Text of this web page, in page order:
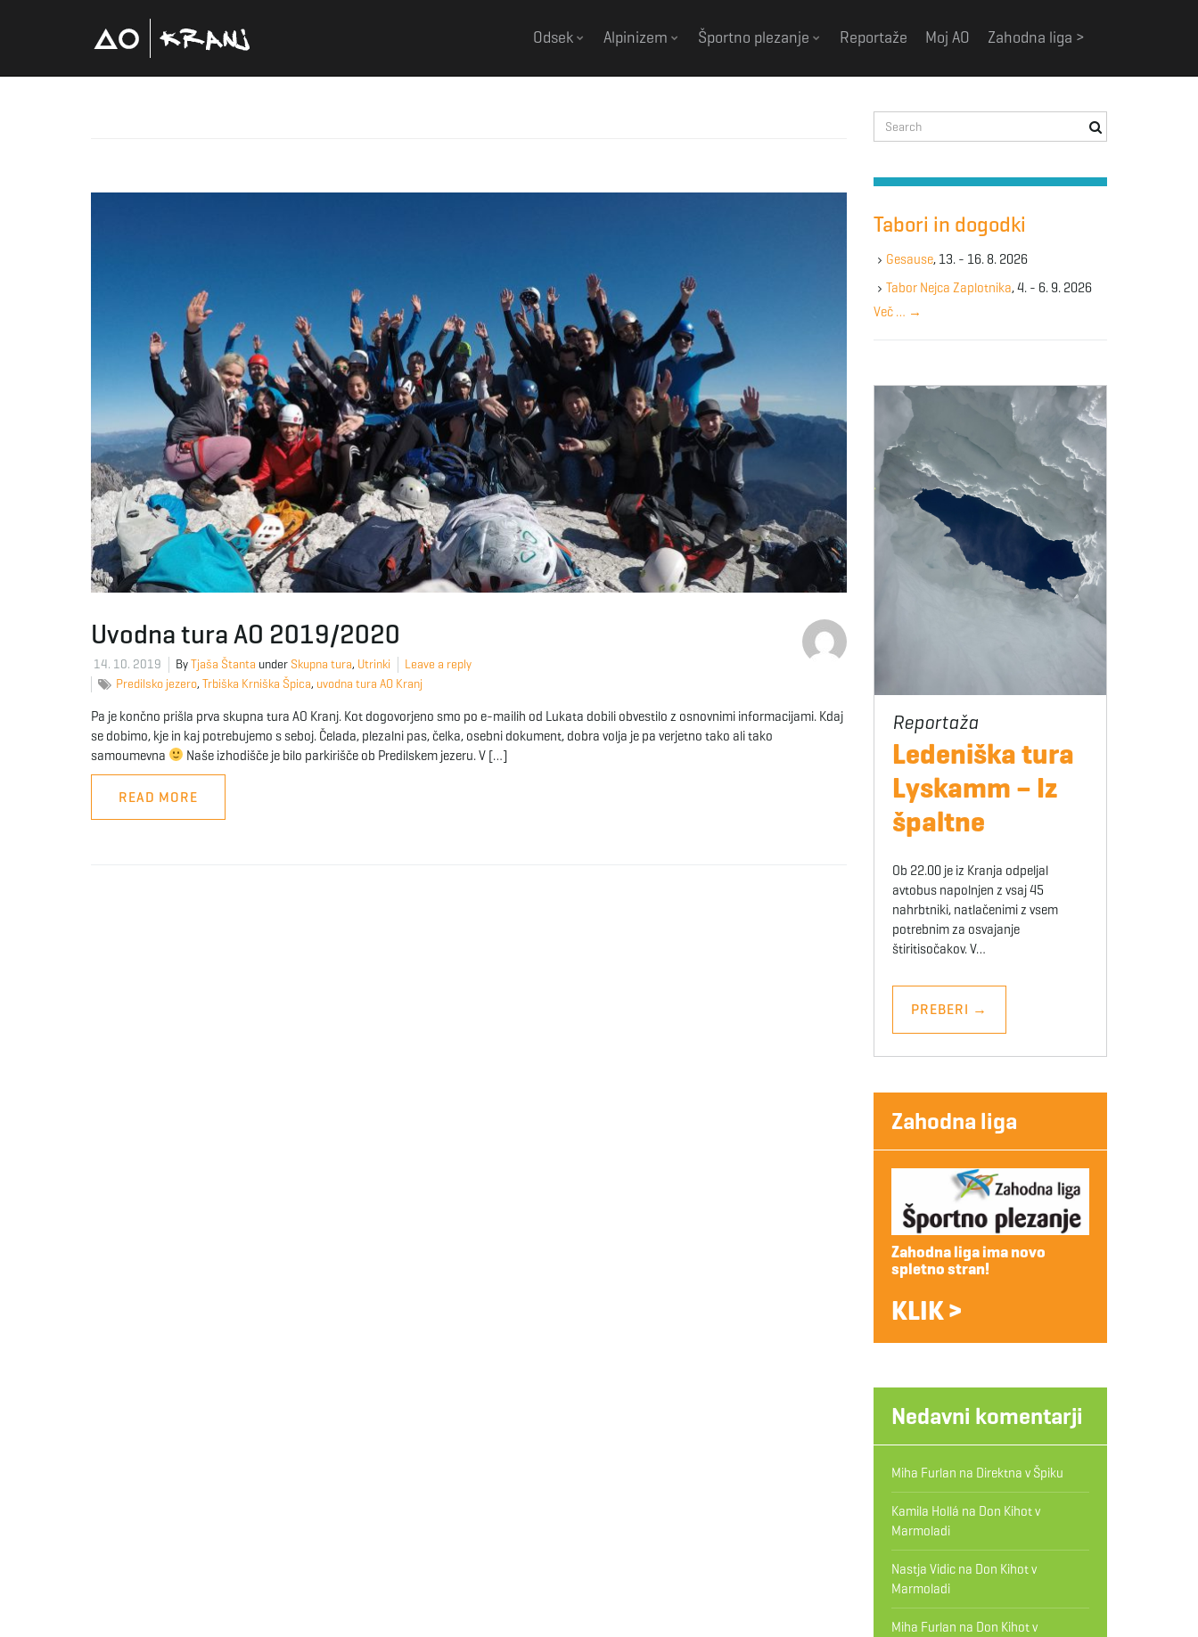
Odsek Alpinizem Športno plezanje Reportaže Moj AO Zahodna liga >
Uvodna tura AO 2019/2020
14. 10. 2019 ByTjaša Štanta under Skupna tura, Utrinki
Leave a reply
Predilsko jezero, Trbiška Krniška Špica, uvodna tura AO Kranj
Pa je končno prišla prva skupna tura AO Kranj. Kot dogovorjeno smo po e-mailih od Lukata dobili obvestilo z osnovnimi informacijami. Kdaj
se dobimo, kje in kaj potrebujemo s seboj. Čelada, plezalni pas, čelka, osebni dokument, dobra volja je pa verjetno tako ali tako
samoumevna
Naše izhodišče je bilo parkirišče ob Predilskem jezeru. V […]
READ MORE
e
r
h
e
w
o
r
Tabori in dogodki
Gesause, 13. - 16. 8. 2026
Tabor Nejca Zaplotnika, 4. - 6. 9. 2026
Več … →
Ledeniška tura
Lyskamm – Iz
špaltne
Ob 22.00 je iz Kranja odpeljal
avtobus napolnjen z vsaj 45
nahrbtniki, natlačenimi z vsem
potrebnim za osvajanje
štiritisočakov. V…
PREBERI →
Zahodna liga
Zahodna liga ima novo
spletno stran!
KLIK >
Nedavni komentarji
Miha Furlan na Direktna v Špiku
Kamila Hollá na Don Kihot v
Marmoladi
Nastja Vidicna Don Kihot v
Marmoladi
Miha Furlan na Don Kihot v